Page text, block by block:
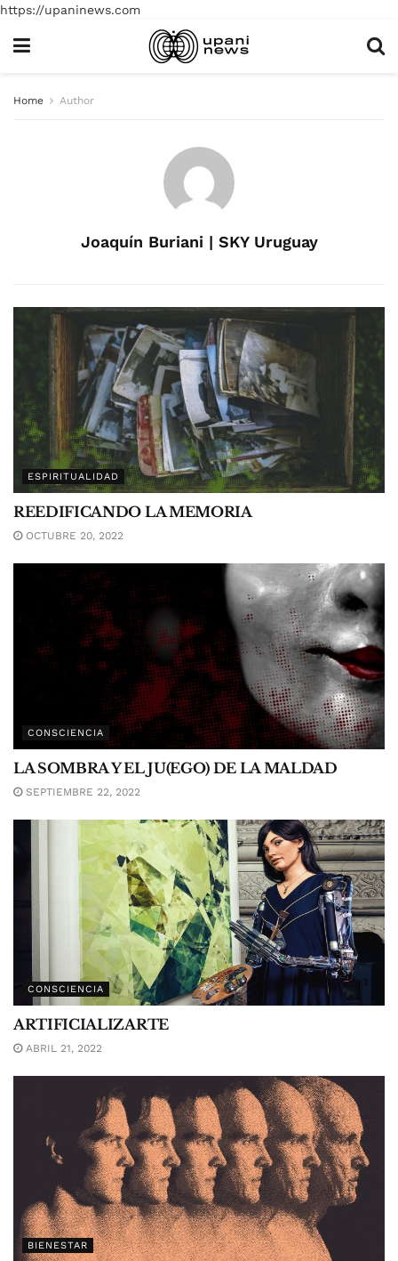
https://upaninews.com
Home Author
Joaquín Buriani | SKY Uruguay
ESPIRITUALIDAD
REEDIFICANDO LA MEMORIA
OCTUBRE 20, 2022
CONSCIENCIA
LA SOMBRA Y EL JU(EGO) DE LA MALDAD
SEPTIEMBRE 22, 2022
CONSCIENCIA
ARTIFICIALIZARTE
ABRIL 21, 2022
BIENESTAR